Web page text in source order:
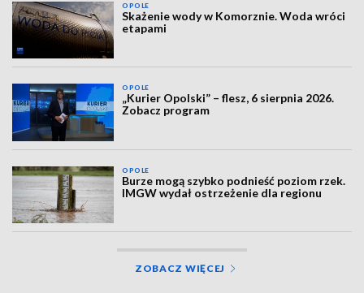
OPOLE
Skażenie wody w Komorznie. Woda wróci
etapami
OPOLE
„Kurier Opolski” – flesz, 6 sierpnia 2026.
Zobacz program
OPOLE
Burze mogą szybko podnieść poziom rzek.
IMGW wydał ostrzeżenie dla regionu
ZOBACZ WIĘCEJ